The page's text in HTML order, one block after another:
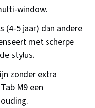
window.
(4-5 jaar) dan andere
met scherpe
stylus.
zonder extra
M9 een